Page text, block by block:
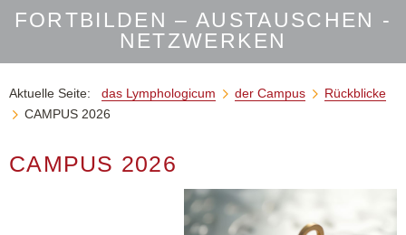
das Lymphologicum
der Campus
Kongressinformationen
FORTBILDEN – AUSTAUSCHEN -
NETZWERKEN
Aktuelle Seite: das Lymphologicum  der Campus  Rückblicke
 CAMPUS 2026
CAMPUS 2026